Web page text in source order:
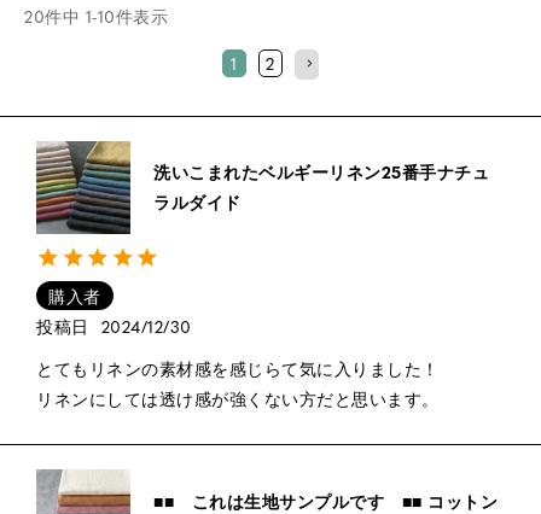
20件中 1-10件表示
1
2
洗いこまれたベルギーリネン25番手ナチュ
ラルダイド
購入者
投稿日
2024/12/30
とてもリネンの素材感を感じらて気に入りました！
リネンにしては透け感が強くない方だと思います。
■■ これは生地サンプルです ■■ コットン